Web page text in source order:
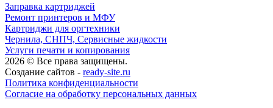
Заправка картриджей
Ремонт принтеров и МФУ
Картриджи для оргтехники
Чернила, СНПЧ, Сервисные жидкости
Услуги печати и копирования
2026 © Все права защищены.
Создание сайтов - ready-site.ru
Политика конфиденциальности
Согласие на обработку персональных данных